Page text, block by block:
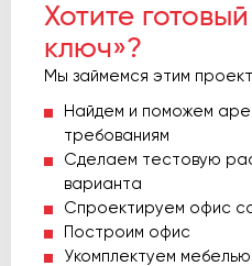
Хотите
ключ»?
Мы займемся этим
Найдем и поможем
требованиям
Сделаем тестовую
варианта
Спроектируем офис
Построим офис
Укомплектуем мебелью